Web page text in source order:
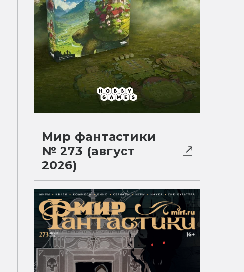
Мир фантастики
№ 273 (август
2026)